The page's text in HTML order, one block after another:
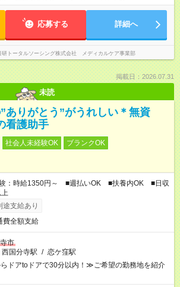
応募する 詳細へ
研トータルソーシング株式会社 メディカルケア事業部
掲載日：2026.07.31
未読
ありがとう”がうれしい＊無資
看護助手
社会人未経験OK
ブランクOK
：時給1350円～ ■週払いOK ■扶養内OK ■日収
途支給あり
費全額支給
市
西国分寺駅 / 恋ケ窪駅
ドアtoドアで30分以内！≫ご希望の勤務地を紹介